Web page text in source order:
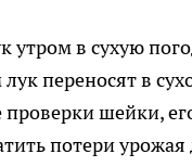
в сухую
переносят в
шейки,
потери